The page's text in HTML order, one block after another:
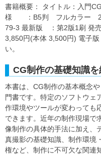
書籍概要： タイトル：入門
様 ：B5判 フルカラー
79-3 最新版 ：第2版1刷 発
3,850円(本体 3,500円) 電子
い。
CG制作の基礎知識
本書は、CG制作の基本概念
門書です。特定のソフトウェ
作環境やツールが変わっても
できます。近年の制作現場で
像制作の具体的手法に加え、
真撮影の基礎知識、制作環境
権など、制作に不可欠な関連